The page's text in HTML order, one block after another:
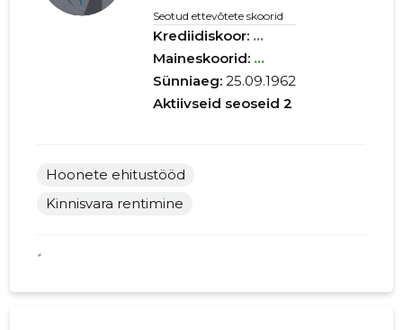
Seotud ettevõtete skoorid
Krediidiskoor: ...
Maineskoorid: ...
Sünniaeg:25.09.1962
Aktiivseid seoseid 2
Hoonete ehitustööd
Kinnisvara rentimine
*